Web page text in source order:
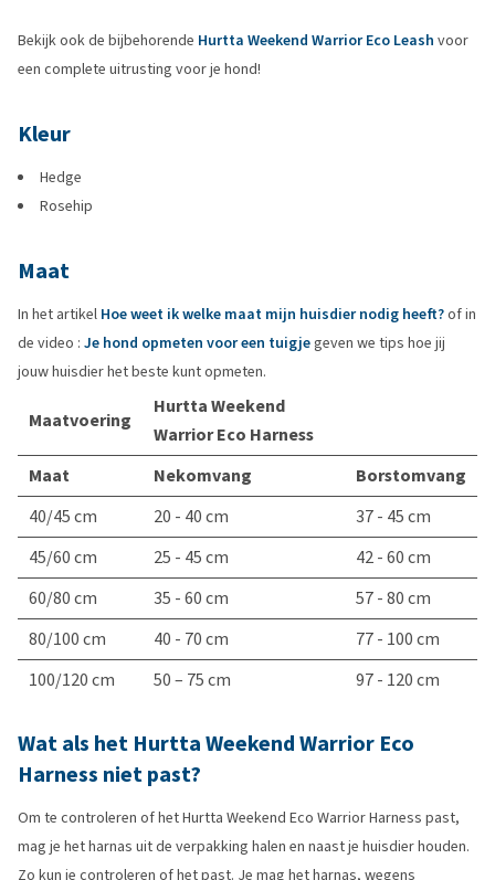
Bekijk ook de bijbehorende Hurtta Weekend Warrior Eco Leash voor
een complete uitrusting voor je hond!
Kleur
Hedge
Rosehip
Maat
In het artikel Hoe weet ik welke maat mijn huisdier nodig heeft?of in
de video : Je hond opmeten voor een tuigjegeven we tips hoe jij
jouw huisdier het beste kunt opmeten.
Maatvoering
Hurtta Weekend
Warrior Eco Harness
Maat
Nekomvang
Borstomvang
40/45 cm
20 - 40 cm
37 - 45 cm
45/60 cm
25 - 45 cm
42 - 60 cm
60/80 cm
35 - 60 cm
57 - 80 cm
80/100 cm
40 - 70 cm
77 - 100 cm
100/120 cm
50 – 75 cm 97 - 120 cm
Wat als het Hurtta Weekend Warrior Eco
Harness niet past?
Om te controleren of het Hurtta Weekend Eco Warrior Harness past,
mag je het harnas uit de verpakking halen en naast je huisdier houden.
Zo kun je controleren of het past. Je mag het harnas, wegens